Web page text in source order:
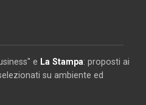
e La Stampa: proposti ai
su ambiente ed